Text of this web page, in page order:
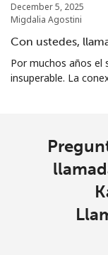
December 5, 2025
Migdalia Agostini
Con ustedes,
Por muchos años el
insuperable. La